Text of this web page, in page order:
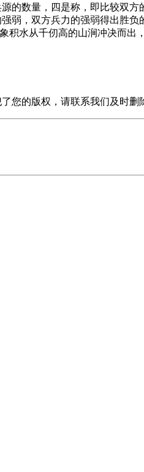
数量，四是称，即比较双方
，双方兵力的强弱得出胜
水从千仞高的山涧冲决而出
您的版权，请联系我们及时删